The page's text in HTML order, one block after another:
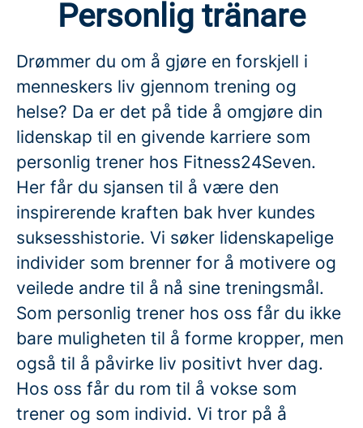
Personlig tränare
Drømmer du om å gjøre en forskjell i
menneskers liv gjennom trening og
helse? Da er det på tide å omgjøre din
lidenskap til en givende karriere som
personlig trener hos Fitness24Seven.
Her får du sjansen til å være den
inspirerende kraften bak hver kundes
suksesshistorie. Vi søker lidenskapelige
individer som brenner for å motivere og
veilede andre til å nå sine treningsmål.
Som personlig trener hos oss får du ikke
bare muligheten til å forme kropper, men
også til å påvirke liv positivt hver dag.
Hos oss får du rom til å vokse som
trener og som individ. Vi tror på å